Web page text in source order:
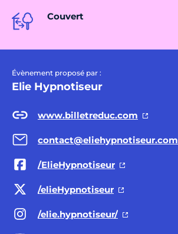
Couvert
Évènement proposé par :
Elie Hypnotiseur
www.billetreduc.com
contact@eliehypnotiseur.com
/ElieHypnotiseur
/elieHypnotiseur
/elie.hypnotiseur/